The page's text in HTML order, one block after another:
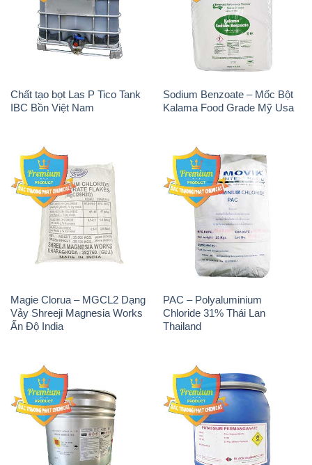
Chất tạo bọt Las P Tico Tank
IBC Bồn Việt Nam
Sodium Benzoate – Mốc Bột
Kalama Food Grade Mỹ Usa
Magie Clorua – MGCL2 Dạng
Vảy Shreeji Magnesia Works
Ấn Độ India
PAC – Polyaluminium
Chloride 31% Thái Lan
Thailand